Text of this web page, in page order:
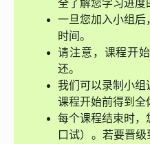
全了解您学习进度
一旦您加入小组后
时间。
请注意，课程开
还。
我们可以录制小组
课程开始前得到全
每个课程结束时，
口试）。若要晋